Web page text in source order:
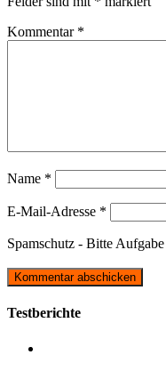
Kommentar *
Name *
E-Mail-Adresse *
Spamschutz - Bitte
Testberichte